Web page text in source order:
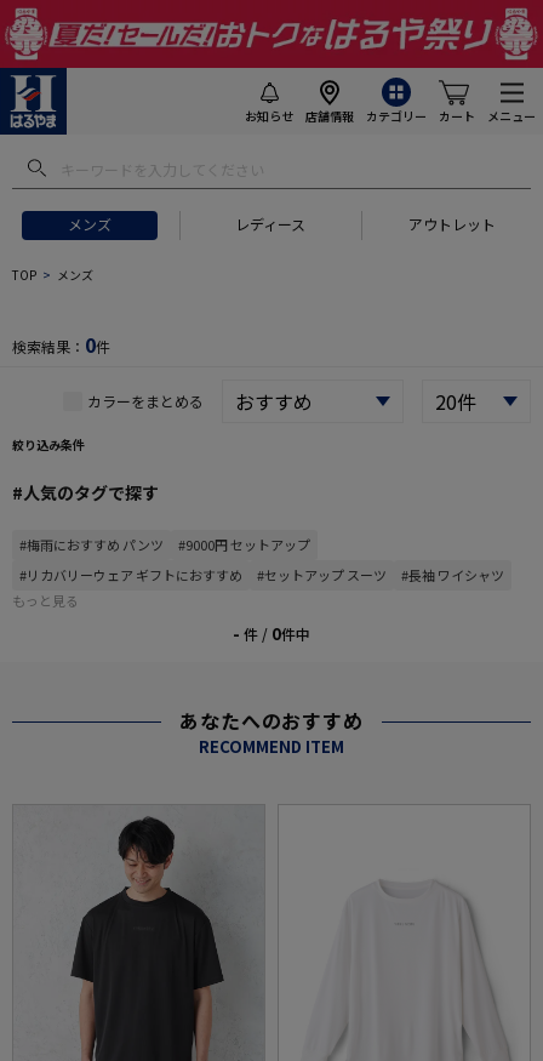
お知らせ 店舗情報 カテゴリー カート メニュー
メンズ レディース アウトレット
フトにおすすめ #セットアップ スーツ
TOP メンズ
検索結果： 0件
カラーをまとめる
絞り込み条件
#人気のタグで探す
#梅雨におすすめ パンツ
#9000円 セットアップ
#リカバリーウェア ギフトにおすすめ
#セットアップ スーツ
#長袖 ワイシャツ
もっと見る
- 件 / 0件中
あなたへのおすすめ
RECOMMEND ITEM